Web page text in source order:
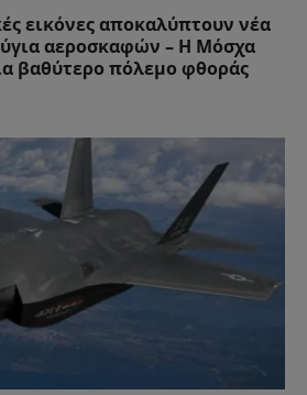
εικόνες αποκαλύπτουν νέα
αεροσκαφών – Η Μόσχα
βαθύτερο πόλεμο φθοράς